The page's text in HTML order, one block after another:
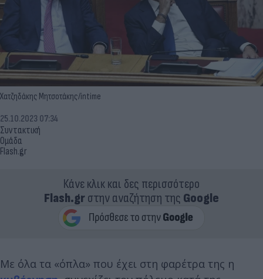
Χατζηδάκης Μητσοτάκης/intime
Συντακτική
Ομάδα
Flash.gr
25.10.2023 07:34
Κάνε κλικ και δες περισσότερο
Flash.grστην αναζήτηση της Google
Με όλα τα «όπλα» που έχει στη φαρέτρα της η